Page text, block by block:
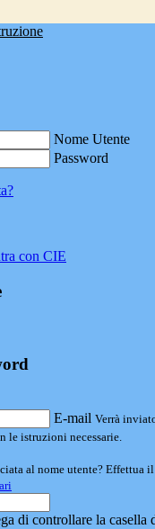
Nome Utente
Password
con CIE
E-mail Verrà
le istruzioni necessarie.
al nome utente? Effettua
di controllare la casella